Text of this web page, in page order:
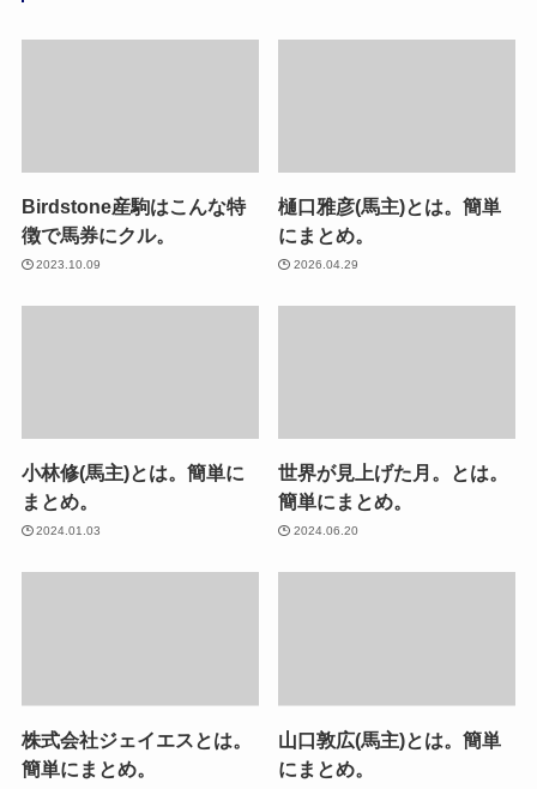
Birdstone産駒はこんな特
徴で馬券にクル。
2023.10.09
樋口雅彦(馬主)とは。簡単
にまとめ。
2026.04.29
小林修(馬主)とは。簡単に
まとめ。
2024.01.03
世界が見上げた月。とは。
簡単にまとめ。
2024.06.20
株式会社ジェイエスとは。
簡単にまとめ。
山口敦広(馬主)とは。簡単
にまとめ。